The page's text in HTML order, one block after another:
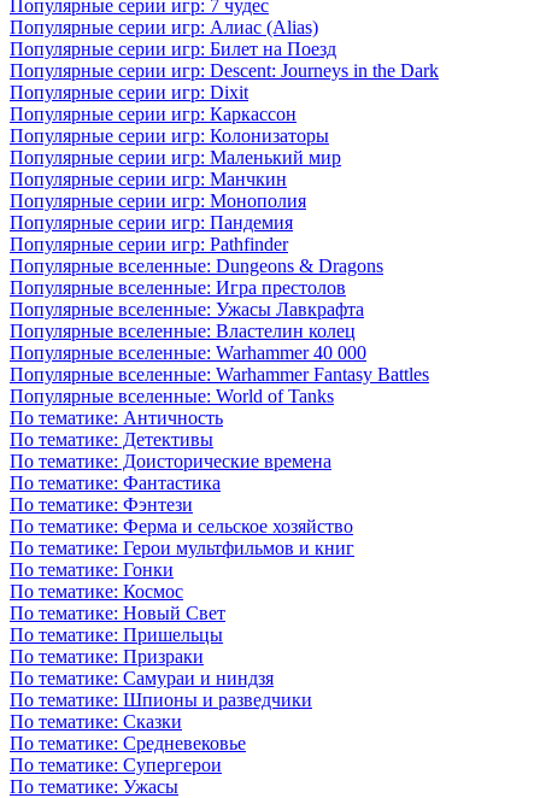
Популярные серии игр: 7 чудес
Популярные серии игр: Алиас (Alias)
Популярные серии игр: Билет на Поезд
Популярные серии игр: Descent: Journeys in the Dark
Популярные серии игр: Dixit
Популярные серии игр: Каркассон
Популярные серии игр: Колонизаторы
Популярные серии игр: Маленький мир
Популярные серии игр: Манчкин
Популярные серии игр: Монополия
Популярные серии игр: Пандемия
Популярные серии игр: Pathfinder
Популярные вселенные: Dungeons & Dragons
Популярные вселенные: Игра престолов
Популярные вселенные: Ужасы Лавкрафта
Популярные вселенные: Властелин колец
Популярные вселенные: Warhammer 40 000
Популярные вселенные: Warhammer Fantasy Battles
Популярные вселенные: World of Tanks
По тематике: Античность
По тематике: Детективы
По тематике: Доисторические времена
По тематике: Фантастика
По тематике: Фэнтези
По тематике: Ферма и сельское хозяйство
По тематике: Герои мультфильмов и книг
По тематике: Гонки
По тематике: Космос
По тематике: Новый Свет
По тематике: Пришельцы
По тематике: Призраки
По тематике: Самураи и ниндзя
По тематике: Шпионы и разведчики
По тематике: Сказки
По тематике: Средневековье
По тематике: Супергерои
По тематике: Ужасы